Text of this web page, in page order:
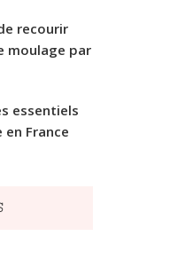
recourir
moulage par
essentiels
France